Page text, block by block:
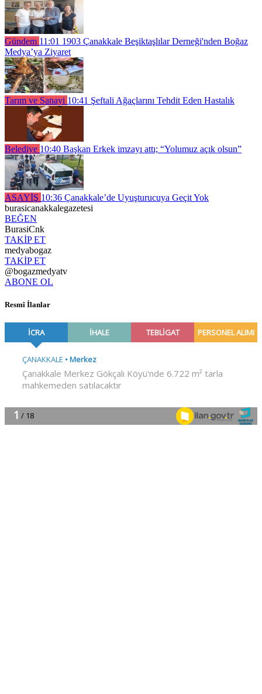
Gündem 11:01 1903 Çanakkale Beşiktaşlılar Derneği'nden Boğaz
Medya’ya Ziyaret
Tarım ve Sanayi 10:41 Şeftali Ağaçlarını Tehdit Eden Hastalık
Belediye 10:40 Başkan Erkek imzayı attı; “Yolumuz açık olsun”
ASAYİŞ 10:36 Çanakkale’de Uyuşturucuya Geçit Yok
burasicanakkalegazetesi
BEĞEN
BurasiCnk
TAKİP ET
medyabogaz
TAKİP ET
@bogazmedyatv
ABONE OL
Resmî İlanlar